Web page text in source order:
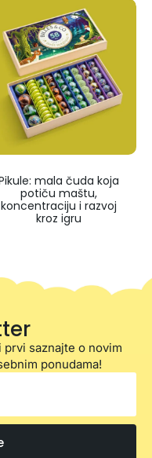
mala čuda koja
potiču maštu,
koncentraciju i razvoj
kroz igru
saznajte o novim
ponudama!